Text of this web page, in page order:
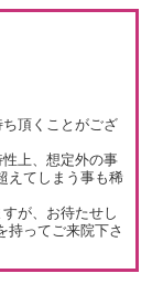
頂くことがござ
上、想定外の事
えてしまう事も稀
が、お待たせし
持ってご来院下さ